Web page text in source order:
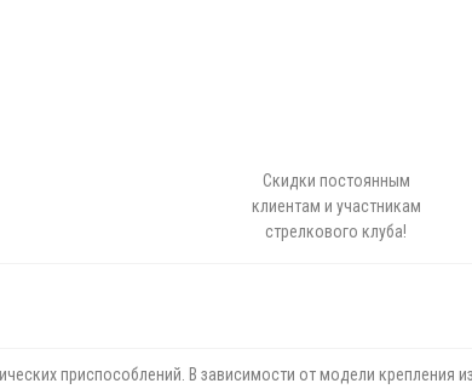
Скидки постоянным
клиентам и участникам
стрелкового клуба!
приспособлений. В зависимости от модели крепления